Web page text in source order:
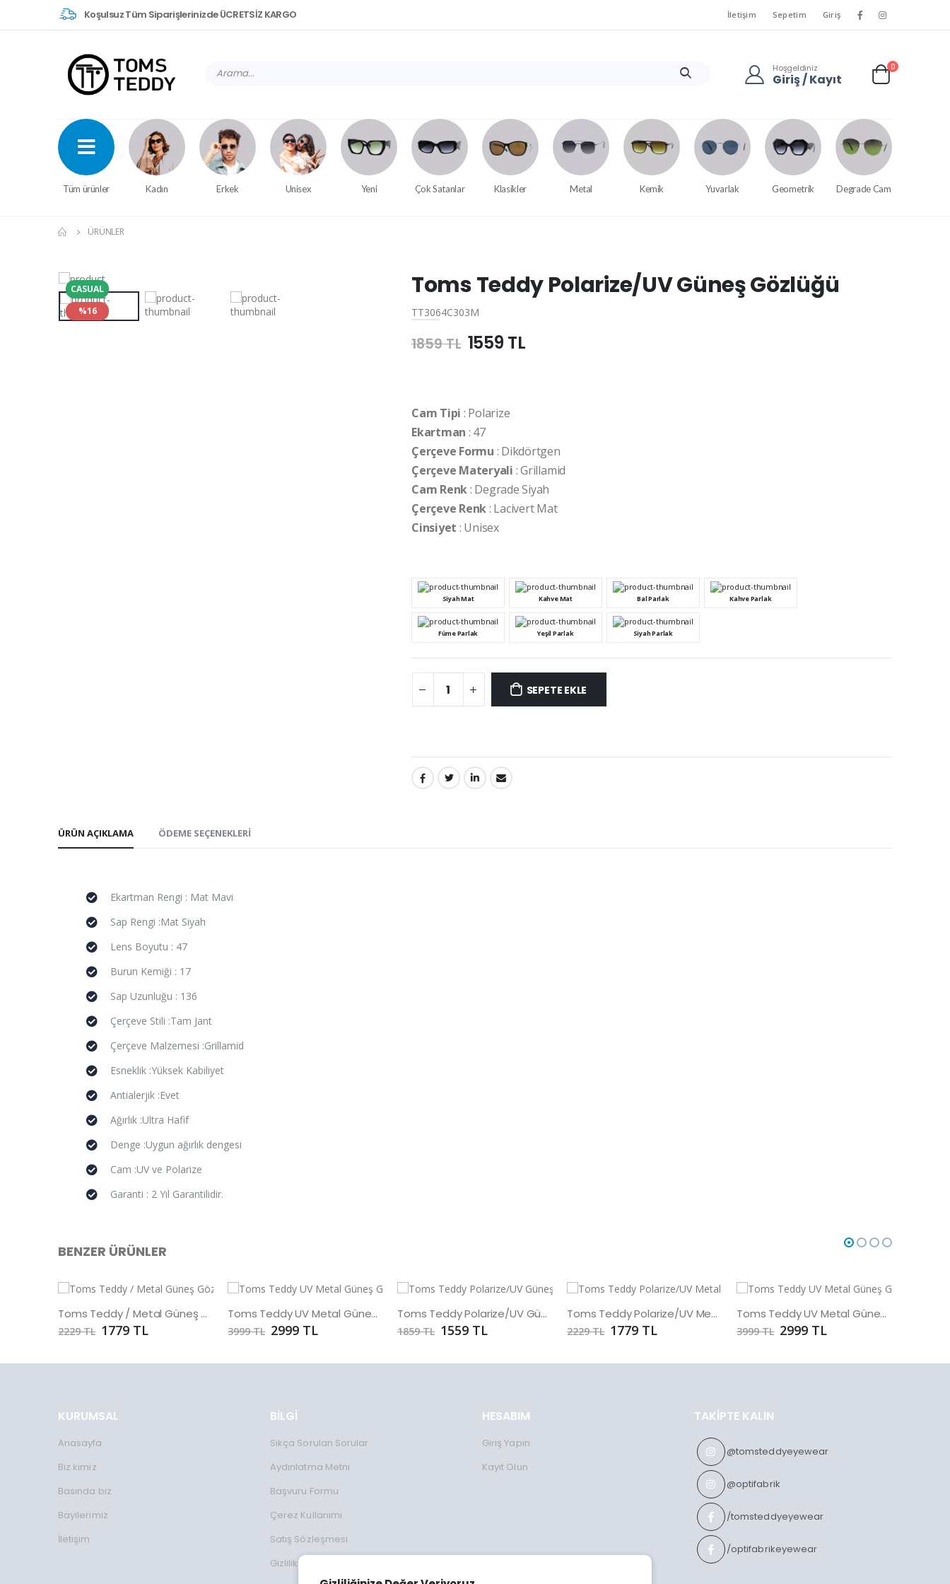
Koşulsuz Tüm Siparişlerinizde ÜCRETSİZ KARGO İletişim Sepetim Giriş
Hoşgeldiniz
Giriş / Kayıt
0
Tüm ürünler Kadın Erkek Unisex Yeni Çok Satanlar Klasikler Metal Kemik Yuvarlak Geometrik Degrade Cam
ÜRÜNLER
CASUAL
%16
Toms Teddy Polarize/UV Güneş Gözlüğü
TT3064C303M
1859 TL 1559 TL
Cam Tipi : Polarize
Ekartman : 47
Çerçeve Formu : Dikdörtgen
Çerçeve Materyali : Grillamid
Cam Renk: Degrade Siyah
Çerçeve Renk: Lacivert Mat
Cinsiyet : Unisex
Siyah Mat Kahve Mat Bal Parlak Kahve Parlak
Füme Parlak Yeşil Parlak Siyah Parlak
SEPETE EKLE
PAYLAŞ:
ÜRÜN AÇIKLAMA ÖDEME SEÇENEKLERI
Ekartman Rengi : Mat Mavi
Sap Rengi :Mat Siyah
Lens Boyutu : 47
Burun Kemiği : 17
Sap Uzunluğu : 136
Çerçeve Stili :Tam Jant
Çerçeve Malzemesi :Grillamid
Esneklik :Yüksek Kabiliyet
Antialerjik :Evet
Ağırlık :Ultra Hafif
Denge :Uygun ağırlık dengesi
Cam :UV ve Polarize
Garanti : 2 Yıl Garantilidir.
BENZER ÜRÜNLER
Toms Teddy / Metal Güneş Gözlüğü
2229 TL 1779 TL
Toms Teddy UV Metal Güneş Gözlüğü
3999 TL 2999 TL
Toms Teddy Polarize/UV Güneş Gözlüğü
1859 TL 1559 TL
Toms Teddy Polarize/UV Metal Güneş Gözlüğü
2229 TL 1779 TL
Toms Teddy UV Metal Güneş Gözlüğü
3999 TL 2999 TL
KURUMSAL
Anasayfa
Biz kimiz
Basında biz
Bayilerimiz
İletişim
BİLGİ
Sıkça Sorulan Sorular
Aydınlatma Metni
Başvuru Formu
Çerez Kullanımı
Satış Sözleşmesi
Gizlilik Koşulları
HESABIM
Giriş Yapın
Kayıt Olun
TAKIPTE KALIN
@tomsteddyeyewear
@optifabrik
/tomsteddyeyewear
/optifabrikeyewear